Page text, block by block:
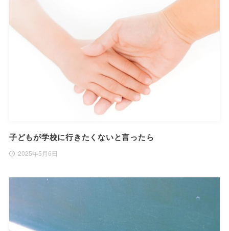
子どもが学校に行きたくないと言ったら
2025年5月6日